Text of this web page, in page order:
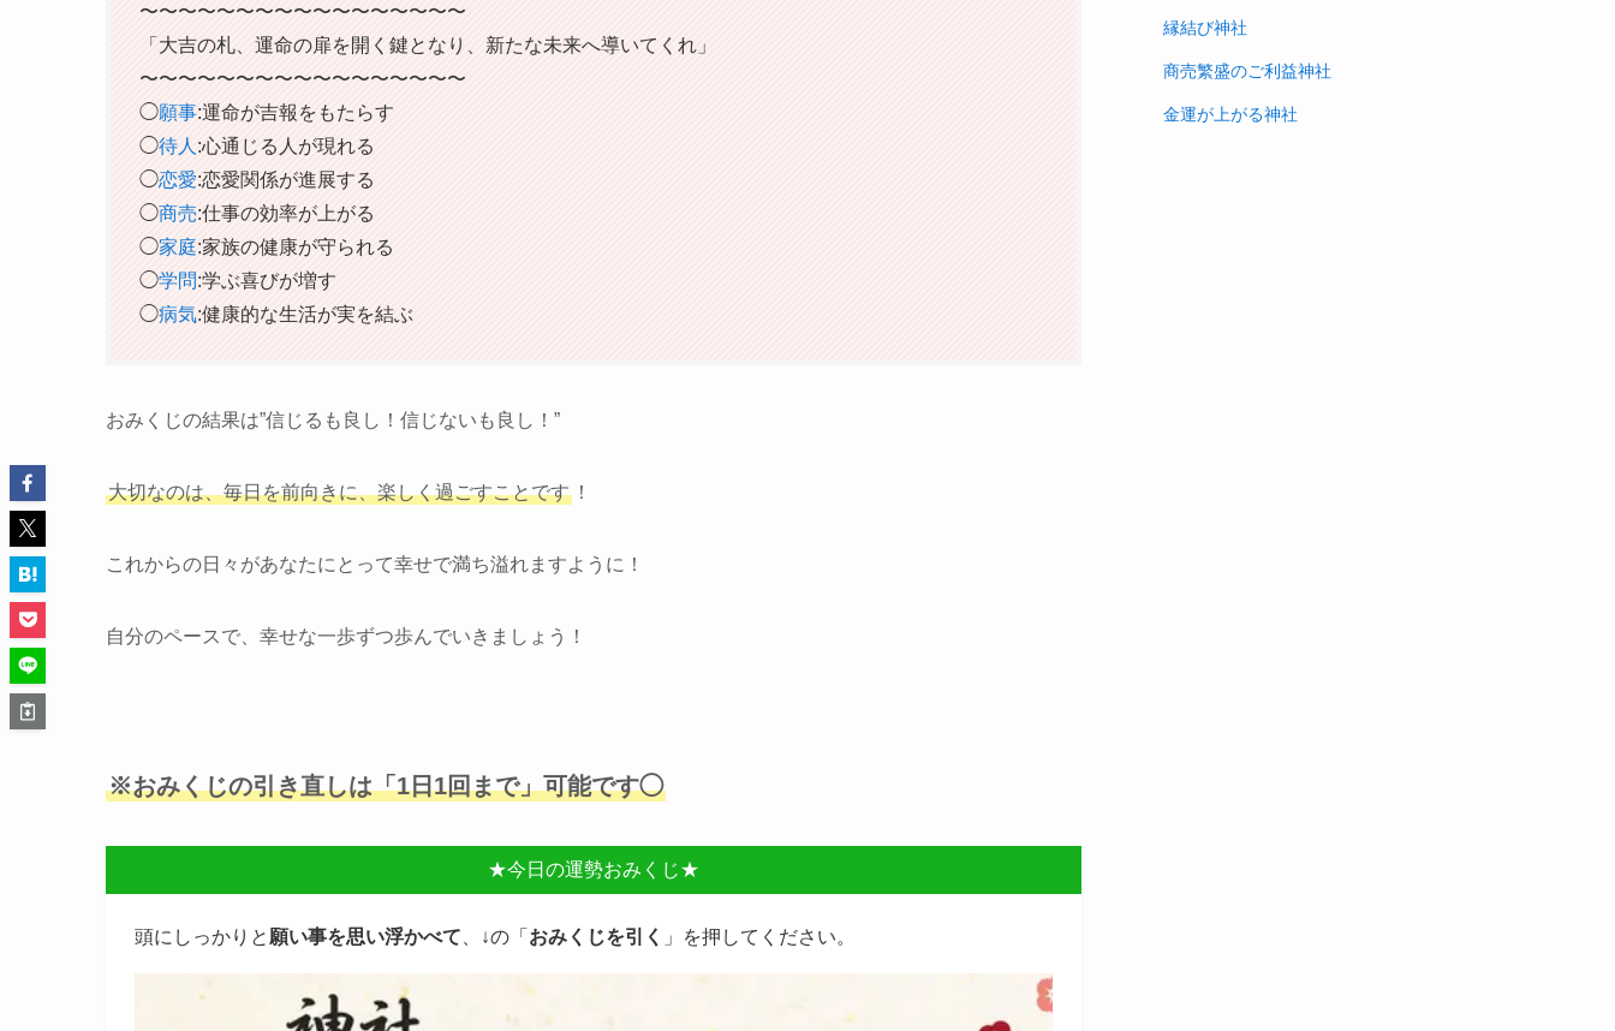
〜〜〜〜〜〜〜〜〜〜〜〜〜〜〜〜〜
「大吉の札、運命の扉を開く鍵となり、新たな未来へ導いてくれ」
〜〜〜〜〜〜〜〜〜〜〜〜〜〜〜〜〜
◯願事:運命が吉報をもたらす
◯待人 :心通じる人が現れる
◯恋愛:恋愛関係が進展する
◯商売:仕事の効率が上がる
◯家庭:家族の健康が守られる
◯学問:学ぶ喜びが増す
◯病気:健康的な生活が実を結ぶ
おみくじの結果は”信じるも良し！信じないも良し！”
大切なのは、毎日を前向きに、楽しく過ごすことです ！
これからの日々があなたにとって幸せで満ち溢れますように！
自分のペースで、幸せな一歩ずつ歩んでいきましょう！
※おみくじの引き直しは「1日1回まで」可能です◯
★今日の運勢おみくじ★
頭にしっかりと 願い事を思い浮かべて 、↓の「 おみくじを引く 」を押してください。
縁結び神社
商売繁盛のご利益神社
金運が上がる神社